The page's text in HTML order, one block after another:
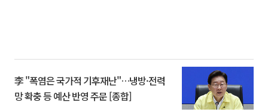
李 "폭염은 국가적 기후재난"…냉방·전력
망 확충 등 예산 반영 주문 [종합]